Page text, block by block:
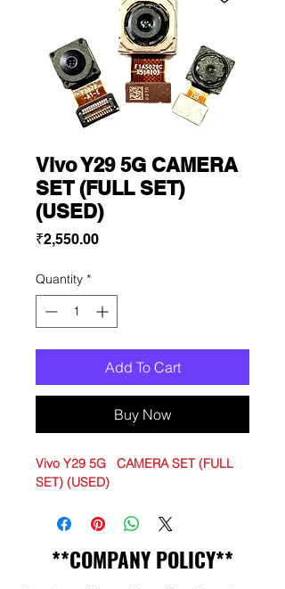
Vivo Y29 5G CAMERA
SET (FULL SET)
(USED)
₹2,550.00Price
Quantity *
Add To Cart
Buy Now
Vivo Y29 5G CAMERA SET (FULL
SET) (USED)
**COMPANY POLICY**